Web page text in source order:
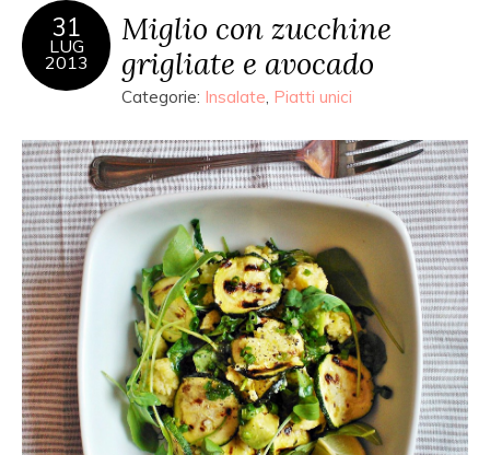
31
LUG
2013
Miglio con zucchine
grigliate e avocado
Categorie: Insalate, Piatti unici